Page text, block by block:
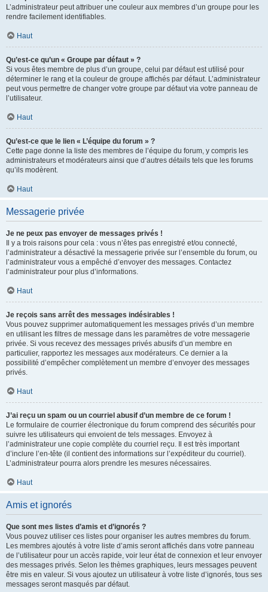
L’administrateur peut attribuer une couleur aux membres d’un groupe pour les
rendre facilement identifiables.
Haut
Qu’est-ce qu’un « Groupe par défaut » ?
Si vous êtes membre de plus d’un groupe, celui par défaut est utilisé pour
déterminer le rang et la couleur de groupe affichés par défaut. L’administrateur
peut vous permettre de changer votre groupe par défaut via votre panneau de
l’utilisateur.
Haut
Qu’est-ce que le lien « L’équipe du forum » ?
Cette page donne la liste des membres de l’équipe du forum, y compris les
administrateurs et modérateurs ainsi que d’autres détails tels que les forums
qu’ils modèrent.
Haut
Messagerie privée
Je ne peux pas envoyer de messages privés !
Il y a trois raisons pour cela : vous n’êtes pas enregistré et/ou connecté,
l’administrateur a désactivé la messagerie privée sur l’ensemble du forum, ou
l’administrateur vous a empêché d’envoyer des messages. Contactez
l’administrateur pour plus d’informations.
Haut
Je reçois sans arrêt des messages indésirables !
Vous pouvez supprimer automatiquement les messages privés d’un membre
en utilisant les filtres de message dans les paramètres de votre messagerie
privée. Si vous recevez des messages privés abusifs d’un membre en
particulier, rapportez les messages aux modérateurs. Ce dernier a la
possibilité d’empêcher complètement un membre d’envoyer des messages
privés.
Haut
J’ai reçu un spam ou un courriel abusif d’un membre de ce forum !
Le formulaire de courrier électronique du forum comprend des sécurités pour
suivre les utilisateurs qui envoient de tels messages. Envoyez à
l’administrateur une copie complète du courriel reçu. Il est très important
d’inclure l’en-tête (il contient des informations sur l’expéditeur du courriel).
L’administrateur pourra alors prendre les mesures nécessaires.
Haut
Amis et ignorés
Que sont mes listes d’amis et d’ignorés ?
Vous pouvez utiliser ces listes pour organiser les autres membres du forum.
Les membres ajoutés à votre liste d’amis seront affichés dans votre panneau
de l’utilisateur pour un accès rapide, voir leur état de connexion et leur envoyer
des messages privés. Selon les thèmes graphiques, leurs messages peuvent
être mis en valeur. Si vous ajoutez un utilisateur à votre liste d’ignorés, tous ses
messages seront masqués par défaut.